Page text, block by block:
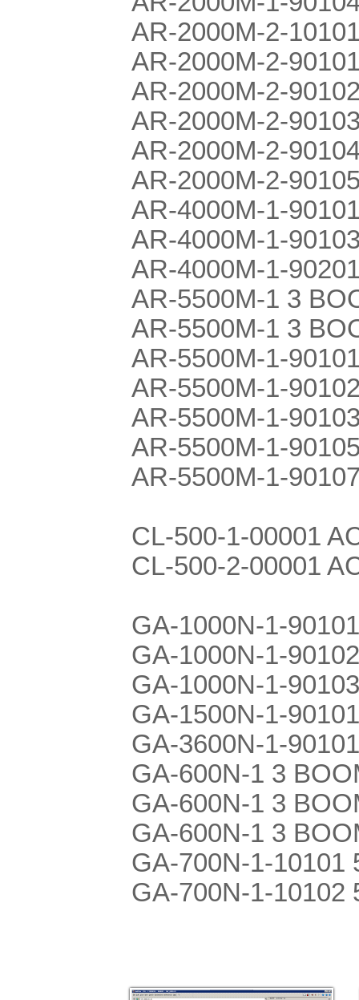
AR-2000M-2-
AR-2000M-2-
AR-2000M-2-
AR-2000M-2-
AR-2000M-2-
AR-2000M-2-
AR-4000M-1-
AR-4000M-1-
AR-4000M-1-
AR-5500M-1 3
AR-5500M-1 3
AR-5500M-1-
AR-5500M-1-
AR-5500M-1-
AR-5500M-1-
AR-5500M-1-
CL-500-1-00001
CL-500-2-00001
GA-1000N-1-
GA-1000N-1-
GA-1000N-1-
GA-1500N-1-
GA-3600N-1-
GA-600N-1 3
GA-600N-1 3
GA-600N-1 3
GA-700N-1-10101
GA-700N-1-10102